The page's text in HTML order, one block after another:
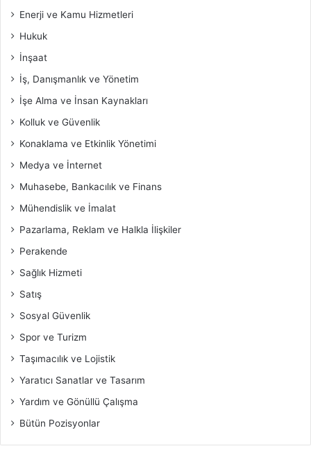
Enerji ve Kamu Hizmetleri
Hukuk
İnşaat
İş, Danışmanlık ve Yönetim
İşe Alma ve İnsan Kaynakları
Kolluk ve Güvenlik
Konaklama ve Etkinlik Yönetimi
Medya ve İnternet
Muhasebe, Bankacılık ve Finans
Mühendislik ve İmalat
Pazarlama, Reklam ve Halkla İlişkiler
Perakende
Sağlık Hizmeti
Satış
Sosyal Güvenlik
Spor ve Turizm
Taşımacılık ve Lojistik
Yaratıcı Sanatlar ve Tasarım
Yardım ve Gönüllü Çalışma
Bütün Pozisyonlar